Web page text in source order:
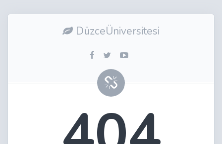
DüzceÜniversitesi